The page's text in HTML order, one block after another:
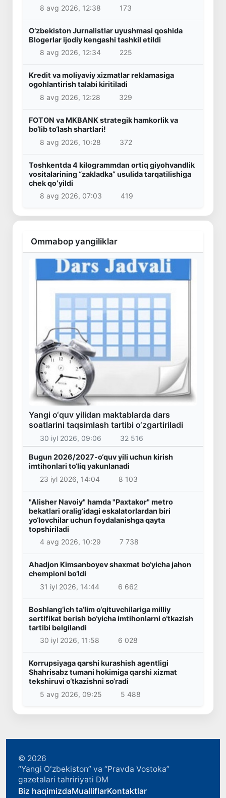
8 avg 2026, 12:38
173
O‘zbekiston Jurnalistlar uyushmasi qoshida
Blogerlar ijodiy kengashi tashkil etildi
8 avg 2026, 12:34
225
Kredit va moliyaviy xizmatlar reklamasiga
ogohlantirish talabi kiritiladi
8 avg 2026, 12:28
329
FOTON va MKBANK strategik hamkorlik va
bo‘lib to‘lash shartlari!
8 avg 2026, 10:28
372
Toshkentda 4 kilogrammdan ortiq giyohvandlik
vositalarining “zakladka” usulida tarqatilishiga
chek qoʻyildi
8 avg 2026, 07:03
419
Ommabop yangiliklar
Yangi o‘quv yilidan maktablarda dars
soatlarini taqsimlash tartibi o‘zgartiriladi
30 iyl 2026, 09:06 32 516
Bugun 2026/2027-o‘quv yili uchun kirish
imtihonlari to‘liq yakunlanadi
23 iyl 2026, 14:04
8 103
"Alisher Navoiy" hamda "Paxtakor" metro
bekatlari oralig‘idagi eskalatorlardan biri
yo‘lovchilar uchun foydalanishga qayta
topshiriladi
4 avg 2026, 10:29
7 738
Ahadjon Kimsanboyev shaxmat bo‘yicha jahon
chempioni bo‘ldi
31 iyl 2026, 14:44
6 662
Boshlang‘ich ta’lim o‘qituvchilariga milliy
sertifikat berish bo‘yicha imtihonlarni o‘tkazish
tartibi belgilandi
30 iyl 2026, 11:58
6 028
Korrupsiyaga qarshi kurashish agentligi
Shahrisabz tumani hokimiga qarshi xizmat
tekshiruvi o‘tkazishni so‘radi
5 avg 2026, 09:25
5 488
© 2026
“Yangi Oʻzbekiston” va “Pravda Vostoka”
gazetalari tahririyati DM
Biz haqimizdaMualliflarKontaktlar